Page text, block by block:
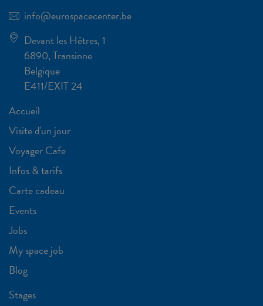
info@eurospacecenter.be
Devant les Hêtres, 1
6890, Transinne
Belgique
E411/EXIT 24
Accueil
Visite d'un jour
Voyager Cafe
Infos & tarifs
Carte cadeau
Events
Jobs
My space job
Blog
Stages